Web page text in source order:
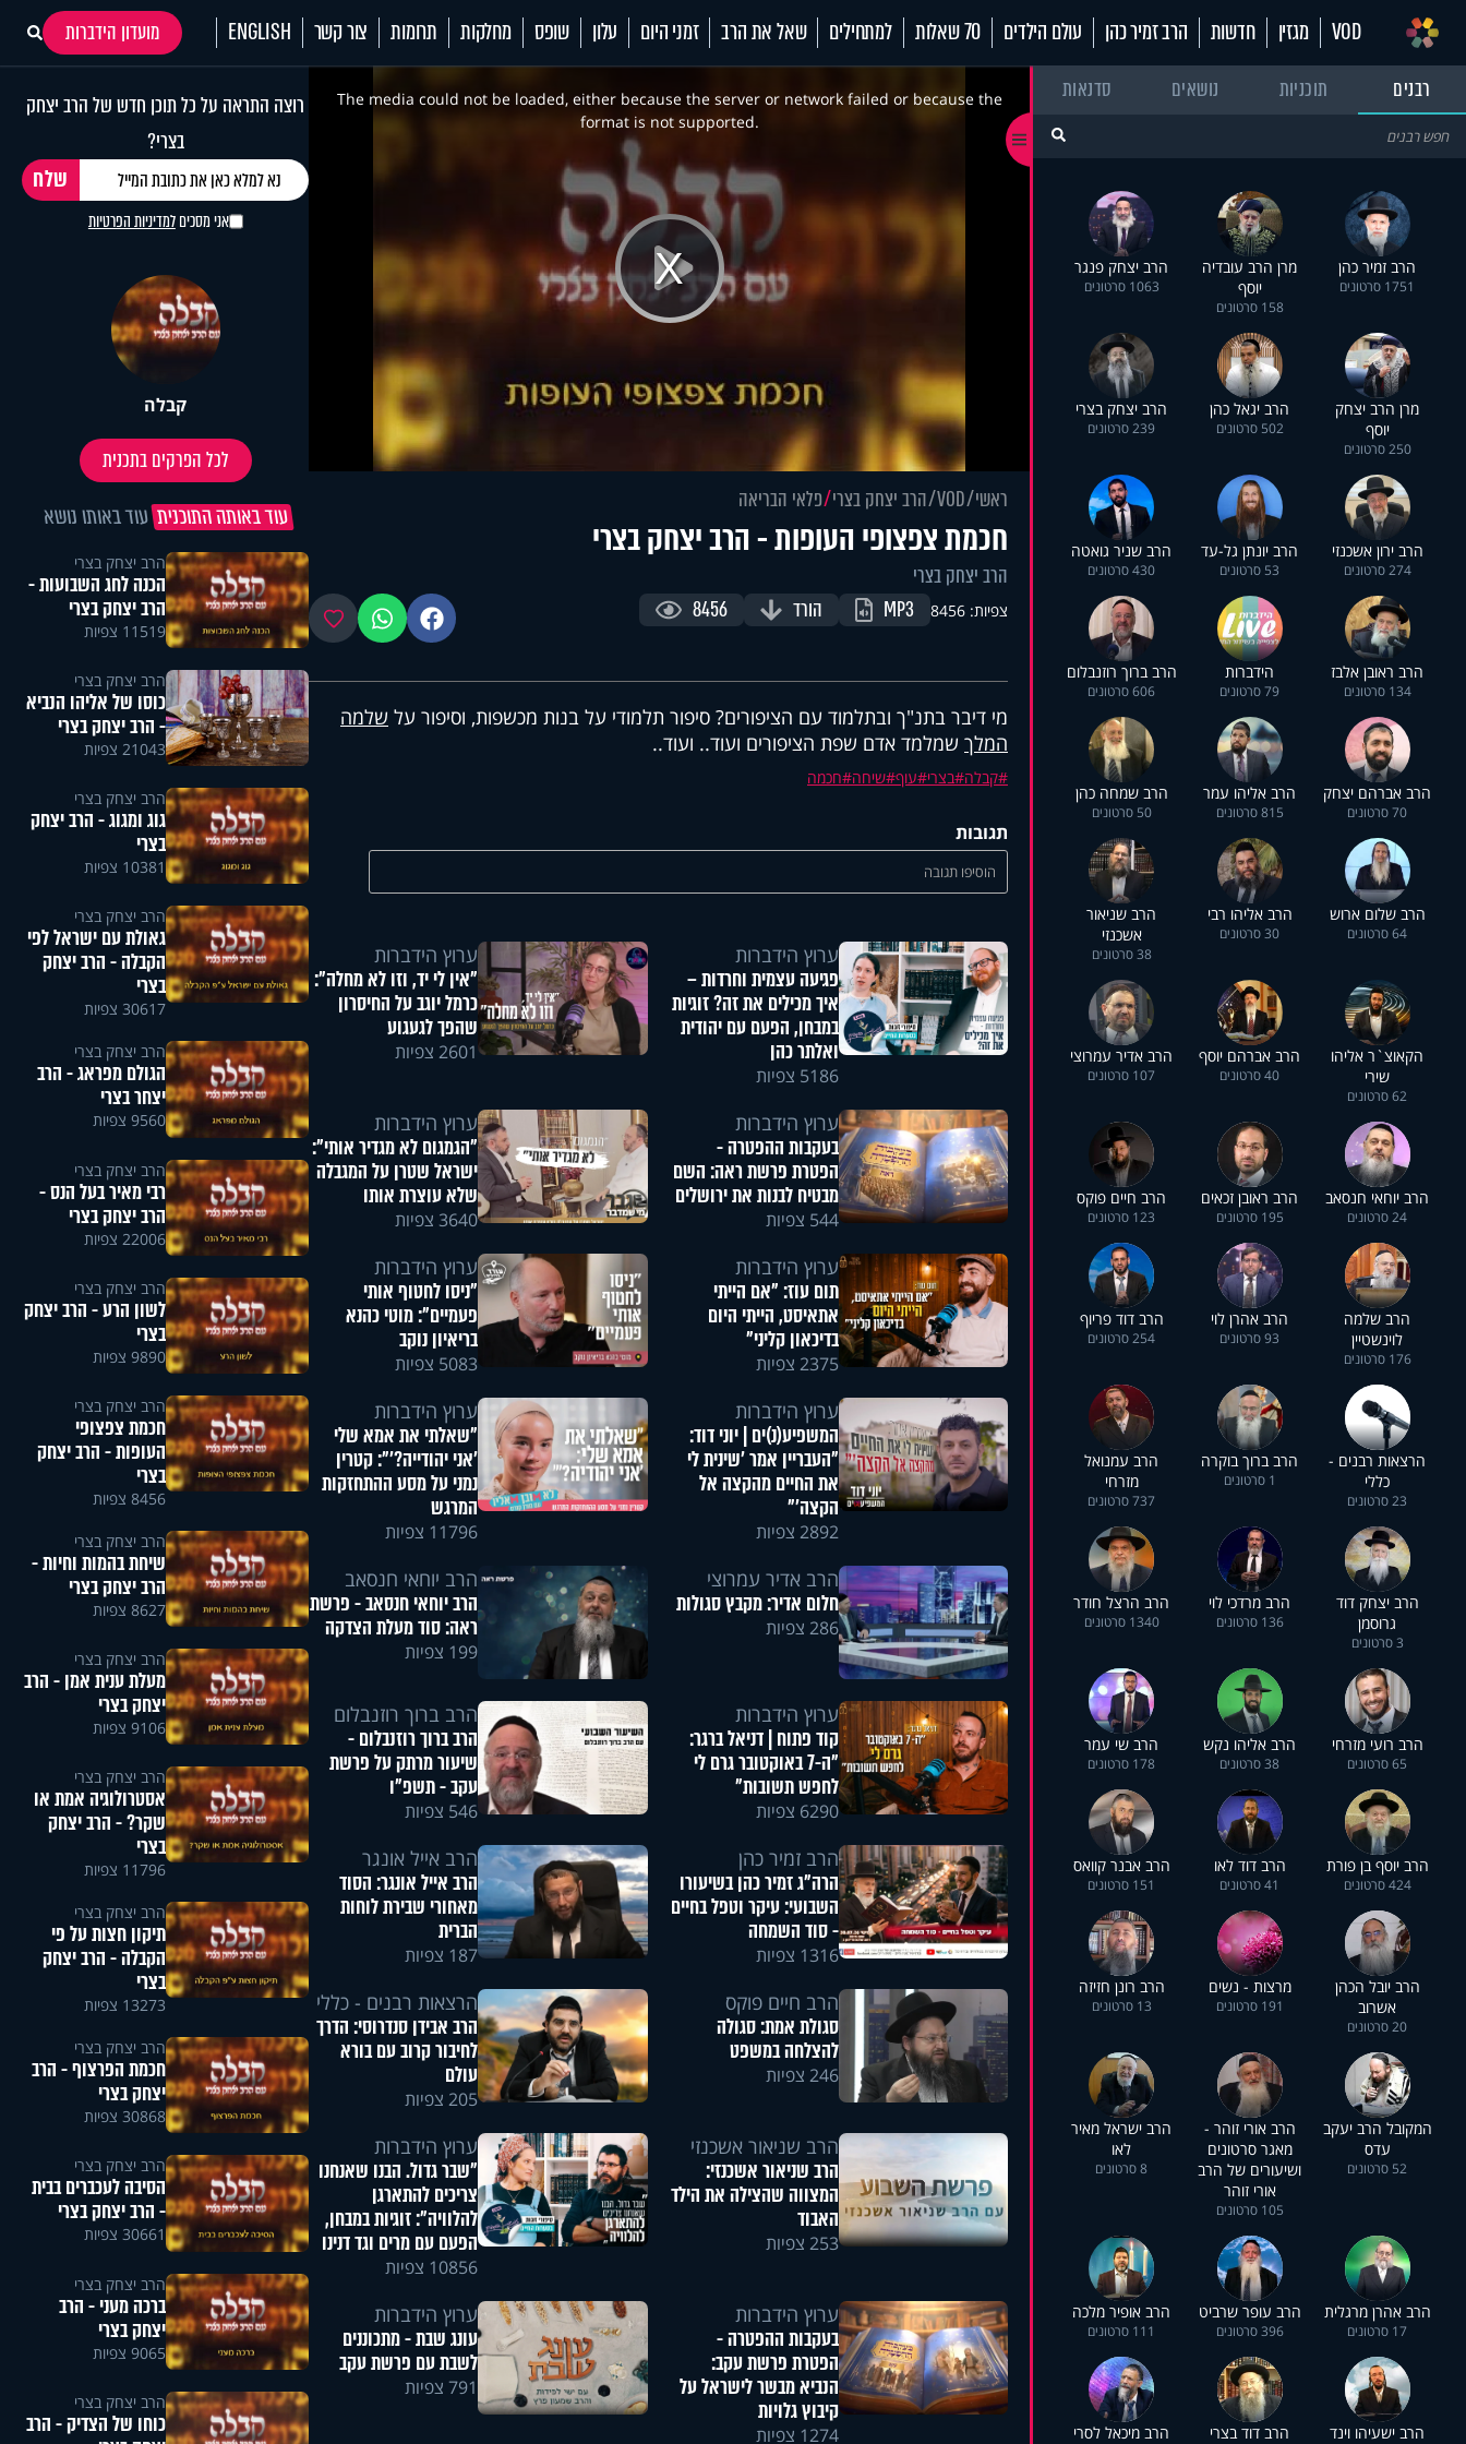
VOD מגזין חדשות הרב זמיר כהן עולם הילדים 70 שאלות למתחילים שאל את הרב זמני היום עלון שופס מחלקות תרומות צור קשר ENGLISH
מועדון הידברות
רבנים
תוכניות נושאים סדנאות
הרב זמיר כהן
1751 סרטונים
מרן הרב עובדיה
יוסף
158 סרטונים
הרב יצחק פנגר
1063 סרטונים
מרן הרב יצחק
יוסף
250 סרטונים
הרב יגאל כהן
502 סרטונים
הרב יצחק בצרי
239 סרטונים
הרב ירון אשכנזי
274 סרטונים
הרב יונתן גל-עד
53 סרטונים
הרב שניר גואטה
430 סרטונים
הרב ראובן אלבז
134 סרטונים
הידברות
79 סרטונים
הרב ברוך רוזנבלום
606 סרטונים
הרב אברהם יצחק
70 סרטונים
הרב אליהו עמר
815 סרטונים
הרב שמחה כהן
50 סרטונים
הרב שלום ארוש
64 סרטונים
הרב אליהו רבי
30 סרטונים
הרב שניאור
אשכנזי
38 סרטונים
הקאוצ`ר אליהו
שירי
62 סרטונים
הרב אברהם יוסף
40 סרטונים
הרב אדיר עמרוצי
107 סרטונים
הרב יוחאי חנסאב
24 סרטונים
הרב ראובן זכאים
195 סרטונים
הרב חיים פוקס
123 סרטונים
הרב שלמה
לוינשטיין
176 סרטונים
הרב אהרן לוי
93 סרטונים
הרב דוד פריוף
254 סרטונים
הרצאות רבנים -
כללי
23 סרטונים
הרב ברוך בוקרה
1 סרטונים
הרב עמנואל
מזרחי
737 סרטונים
הרב יצחק דוד
גרוסמן
3 סרטונים
הרב מרדכי לוי
136 סרטונים
הרב הרצל חודר
1340 סרטונים
הרב רועי מזרחי
65 סרטונים
הרב אליהו נקש
38 סרטונים
הרב שי עמר
178 סרטונים
הרב יוסף בן פורת
424 סרטונים
הרב דוד לאו
41 סרטונים
הרב אבנר קוואס
151 סרטונים
הרב יובל הכהן
אשרוב
20 סרטונים
מרצות - נשים
191 סרטונים
הרב רונן חזיזה
13 סרטונים
המקובל הרב יעקב
עדס
52 סרטונים
הרב אורי זוהר -
מאגר סרטונים
ושיעורים של הרב
אורי זוהר
105 סרטונים
הרב ישראל מאיר
לאו
8 סרטונים
הרב אהרן מרגלית
17 סרטונים
הרב עופר שרביט
396 סרטונים
הרב אופיר מלכה
111 סרטונים
הרב ישעיהו וינד הרב דוד בצרי הרב מיכאל לסרי
Play
Video
This
modalThe media could not be loaded, either because the server or network failed or because the
format is not supported.
ראשי VOD הרב יצחק בצרי פלאי הבריאה
חכמת צפצופי העופות - הרב יצחק בצרי
הרב יצחק בצרי
צפיות: 8456 MP3 הורד 8456 פייסבוקווטסאפ מועדפים
מי דיבר בתנ"ך ובתלמוד עם הציפורים? סיפור תלמודי על בנות מכשפות, וסיפור על שלמה
המלך שמלמד אדם שפת הציפורים ועוד.. ועוד..
קבלה בצרי עוף שיחה חכמה
תגובות
הוסיפו תגובה
ערוץ הידברות
פגיעה עצמית וחרדות –
איך מכילים את זה? זוגיות
במבחן, הפעם עם יהודית
ואלתר כהן
5186 צפיות
ערוץ הידברות
"אין לי יד, וזו לא מחלה":
כרמל יוגב על החיסרון
שהפך לגעגוע
2601 צפיות
ערוץ הידברות
בעקבות ההפטרה -
הפטרת פרשת ראה: השם
מבטיח לבנות את ירושלים
544 צפיות
ערוץ הידברות
"הגמגום לא מגדיר אותי":
ישראל שטרן על המגבלה
שלא עוצרת אותו
3640 צפיות
ערוץ הידברות
תום עוז: "אם הייתי
אתאיסט, הייתי היום
בדיכאון קליני"
2375 צפיות
ערוץ הידברות
"ניסו לחטוף אותי
פעמיים": מוטי כהנא
בריאיון נוקב
5083 צפיות
ערוץ הידברות
המשפיע(נ)ים | יוני דוד:
"העבריין אמר 'שינית לי
את החיים מהקצה אל
הקצה'"
2892 צפיות
ערוץ הידברות
"שאלתי את אמא שלי
'אני יהודייה?'": קטרין
נמני על מסע ההתחזקות
המרגש
11796 צפיות
הרב אדיר עמרוצי
חלום אדיר: מקבץ סגולות
286 צפיות
הרב יוחאי חנסאב
הרב יוחאי חנסאב - פרשת
ראה: סוד מעלת הצדקה
199 צפיות
ערוץ הידברות
קוד פתוח | דניאל ברגר:
"ה-7 באוקטובר גרם לי
לחפש תשובות"
6290 צפיות
הרב ברוך רוזנבלום
הרב ברוך רוזנבלום -
שיעור מרתק על פרשת
עקב - תשפ"ו
546 צפיות
הרב זמיר כהן
הרה"ג זמיר כהן בשיעורו
השבועי: עיקר וטפל בחיים
- סוד השמחה
1316 צפיות
הרב אייל אונגר
הרב אייל אונגר: הסוד
מאחורי שבירת לוחות
הברית
187 צפיות
הרב חיים פוקס
סגולת אמת: סגולה
להצלחה במשפט
246 צפיות
הרצאות רבנים - כללי
הרב אבידן סנדרוסי: הדרך
לחיבור קרוב עם בורא
עולם
205 צפיות
הרב שניאור אשכנזי
הרב שניאור אשכנזי:
המצווה שהצילה את הילד
האבוד
253 צפיות
ערוץ הידברות
"שבר גדול. הבנו שאנחנו
צריכים להתארגן
להלוויה": זוגיות במבחן,
הפעם עם מרים וגד דנינו
10856 צפיות
ערוץ הידברות
בעקבות ההפטרה -
הפטרת פרשת עקב:
הנביא מבשר לישראל על
קיבוץ גלויות
1274 צפיות
ערוץ הידברות
עונג שבת - מתכוננים
לשבת עם פרשת עקב
791 צפיות
רוצה התראה על כל תוכן חדש של הרב יצחק
בצרי?
אני מסכיםלמדיניות הפרטיות
קבלה
לכל הפרקים בתכנית
עוד באותה התוכנית עוד באותו נושא
הרב יצחק בצרי
הכנה לחג השבועות -
הרב יצחק בצרי
11519 צפיות
הרב יצחק בצרי
כוסו של אליהו הנביא
- הרב יצחק בצרי
21043 צפיות
הרב יצחק בצרי
גוג ומגוג - הרב יצחק
בצרי
10381 צפיות
הרב יצחק בצרי
גאולת עם ישראל לפי
הקבלה - הרב יצחק
בצרי
30617 צפיות
הרב יצחק בצרי
הגולם מפראג - הרב
יצחר בצרי
9560 צפיות
הרב יצחק בצרי
רבי מאיר בעל הנס -
הרב יצחק בצרי
22006 צפיות
הרב יצחק בצרי
לשון הרע - הרב יצחק
בצרי
9890 צפיות
הרב יצחק בצרי
חכמת צפצופי
העופות - הרב יצחק
בצרי
8456 צפיות
הרב יצחק בצרי
שיחת בהמות וחיות -
הרב יצחק בצרי
8627 צפיות
הרב יצחק בצרי
מעלת ענית אמן - הרב
יצחק בצרי
9106 צפיות
הרב יצחק בצרי
אסטרולוגיה אמת או
שקר? - הרב יצחק
בצרי
11796 צפיות
הרב יצחק בצרי
תיקון חצות על פי
הקבלה - הרב יצחק
בצרי
13273 צפיות
הרב יצחק בצרי
חכמת הפרצוף - הרב
יצחק בצרי
30868 צפיות
הרב יצחק בצרי
הסיבה לעכברים בבית
- הרב יצחק בצרי
30661 צפיות
הרב יצחק בצרי
ברכה מעני - הרב
יצחק בצרי
9065 צפיות
הרב יצחק בצרי
כוחו של הצדיק - הרב